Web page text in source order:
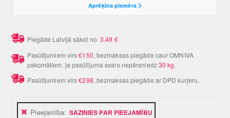
Pieejamība: SAZINIES PAR PIEEJAMĪBU
Piegāde Latvijā sākot no3.49 €
Pasūtījumiem virs€150, bezmaksas piegāde caur OMNIVA
pakomātiem, ja pasūtījuma svars nepārsniedz30 kg.
Pasūtījumiem virs€298, bezmaksas piegāde ar DPD kurjeru.